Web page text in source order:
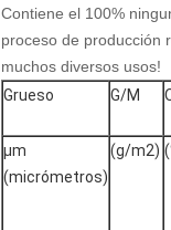
Contiene el 100%
proceso de producción
muchos diversos usos!
Grueso
G/M
μm
(micrómetros)
(g/m2)